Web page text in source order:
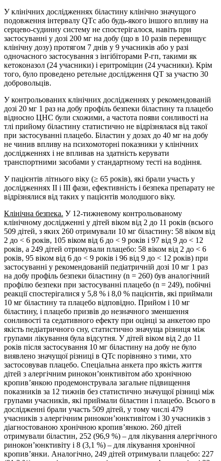
У клінічних дослідженнях біластину клінічно значущого
подовження інтервалу QTс або будь-якого іншого впливу на
серцево-судинну систему не спостерігалося, навіть при
застосуванні у дозі 200 мг на добу (що в 10 разів перевищує
клінічну дозу) протягом 7 днів у 9 учасників або у разі
одночасного застосування з інгібіторами P-гп, такими як
кетоконазол (24 учасники) і еритроміцин (24 учасники). Крім
того, було проведено ретельне дослідження QT за участю 30
добровольців.
У контрольованих клінічних дослідженнях у рекомендованій
дозі 20 мг 1 раз на добу профіль безпеки біластину та плацебо
відносно ЦНС були схожими, а частота появи сонливості на
тлі прийому біластину статистично не відрізнялася від такої
при застосуванні плацебо. Біластин у дозах до 40 мг на добу
не чинив впливу на психомоторні показники у клінічних
дослідженнях і не впливав на здатність керувати
транспортними засобами у стандартному тесті на водіння.
У пацієнтів літнього віку (≥ 65 років), які брали участь у
дослідженнях II і III фази, ефективність і безпека препарату не
відрізнялися від таких у пацієнтів молодшого віку.
Клінічна безпека. У 12-тижневому контрольованому
клінічному дослідженні у дітей віком від 2 до 11 років (всього
509 дітей, з яких 260 отримували 10 мг біластину: 58 віком від
2 до < 6 років, 105 віком від 6 до < 9 років і 97 від 9 до < 12
років, а 249 дітей отримували плацебо: 58 віком від 2 до < 6
років, 95 віком від 6 до < 9 років і 96 від 9 до < 12 років) при
застосуванні у рекомендованій педіатричній дозі 10 мг 1 раз
на добу профіль безпеки біластину (n = 260) був аналогічний
профілю безпеки при застосуванні плацебо (n = 249), побічні
реакції спостерігалися у 5,8 % і 8,0 % пацієнтів, які приймали
10 мг біластину та плацебо відповідно. Прийом і 10 мг
біластину, і плацебо призвів до незначного зменшення
сонливості та седативного ефекту при оцінці за анкетою про
якість педіатричного сну, статистично значуща різниця між
групами лікування була відсутня. У дітей віком від 2 до 11
років після застосування 10 мг біластину на добу не було
виявлено значущої різниці в QTc порівняно з тими, хто
застосовував плацебо. Спеціальна анкета про якість життя
дітей з алергічним ринокон’юнктивітом або хронічною
кропив’янкою продемонструвала загальне підвищення
показників за 12 тижнів без статистично значущої різниці між
групами учасників, які приймали біластин і плацебо. Всього в
дослідженні брали участь 509 дітей, у тому числі 479
учасників з алергічним ринокон’юнктивітом і 30 учасників з
діагностованою хронічною кропив’янкою. 260 дітей
отримували біластин, 252 (96,9 %) – для лікування алергічного
ринокон’юнктивіту і 8 (3,1 %) – для лікування хронічної
кропив’янки. Аналогічно, 249 дітей отримували плацебо: 227